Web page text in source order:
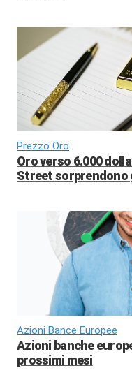
Prezzo Oro
Oro verso 6.000
Street
Azioni Bance Europee
Azioni banche
prossimi mesi